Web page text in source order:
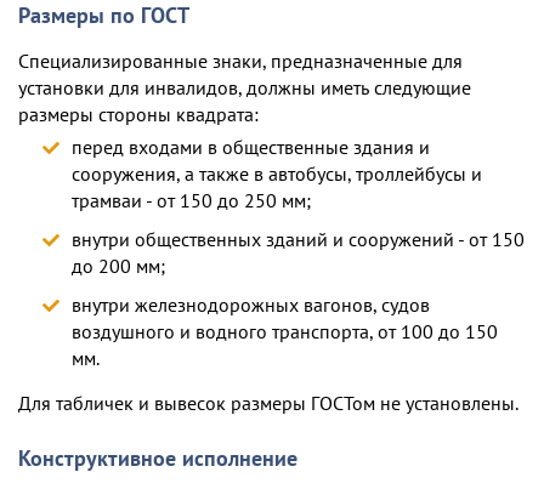
Размеры по ГОСТ
Специализированные знаки, предназначенные для
установки для инвалидов, должны иметь следующие
размеры стороны квадрата:
перед входами в общественные здания и
сооружения, а также в автобусы, троллейбусы и
трамваи - от 150 до 250 мм;
внутри общественных зданий и сооружений - от 150
до 200 мм;
внутри железнодорожных вагонов, судов
воздушного и водного транспорта, от 100 до 150
мм.
Для табличек и вывесок размеры ГОСТом не установлены.
Конструктивное исполнение